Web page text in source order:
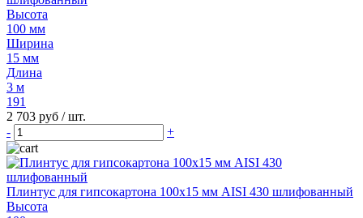
Высота
100 мм
Ширина
15 мм
Длина
3 м
191
2 703 руб / шт.
-
+
Плинтус для гипсокартона 100х15 мм AISI 430 шлифованный
Высота